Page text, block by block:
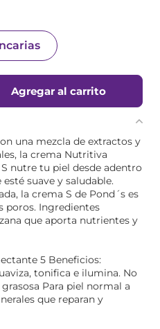
Agregar al carrito
una mezcla de extractos y
la crema Nutritiva
nutre tu piel desde adentro
suave y saludable.
la crema S de Pond´s es
poros. Ingredientes
que aporta nutrientes y
5 Beneficios:
tonifica e ilumina. No
Para piel normal a
que reparan y